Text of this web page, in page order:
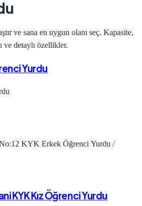
ve sana en uygun olanı seç. Kapasite,
ve detaylı özellikler.
Yurdu
No:12 KYK Erkek Öğrenci Yurdu /
KYK Kız Öğrenci Yurdu